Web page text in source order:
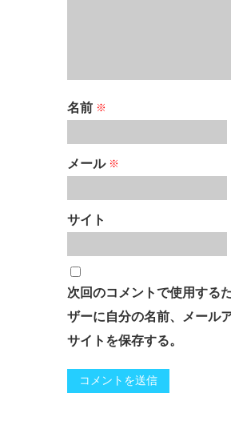
名前 ※
メール ※
サイト
次回のコメントで使用する
ザーに自分の名前、メール
サイトを保存する。